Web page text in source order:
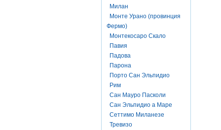
Милан
Монте Урано (провинция
Фермо)
Монтекосаро Скало
Павия
Падова
Парона
Порто Сан Эльпидио
Рим
Сан Мауро Пасколи
Сан Эльпидио а Маре
Сеттимо Миланезе
Тревизо